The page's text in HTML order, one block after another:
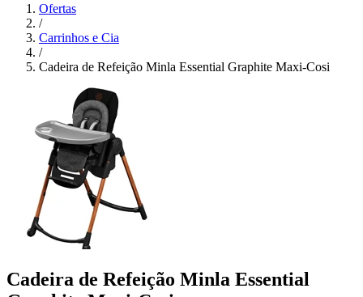
Ofertas
/
Carrinhos e Cia
/
Cadeira de Refeição Minla Essential Graphite Maxi-Cosi
Cadeira de Refeição Minla Essential